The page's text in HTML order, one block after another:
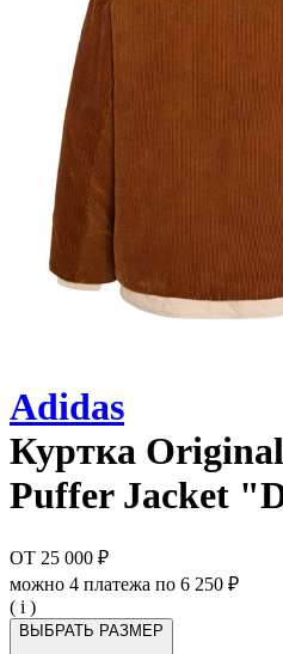
Adidas
Куртка
Puffer Jacket
ОТ 25 000 ₽
можно 4 платежа по 6 250 ₽
( i )
ВЫБРАТЬ РАЗМЕР